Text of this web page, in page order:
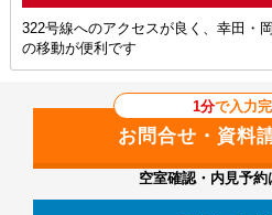
322号線へのアクセスが良く、幸田・
の移動が便利です
1分で入力完
空室確認・内見予約